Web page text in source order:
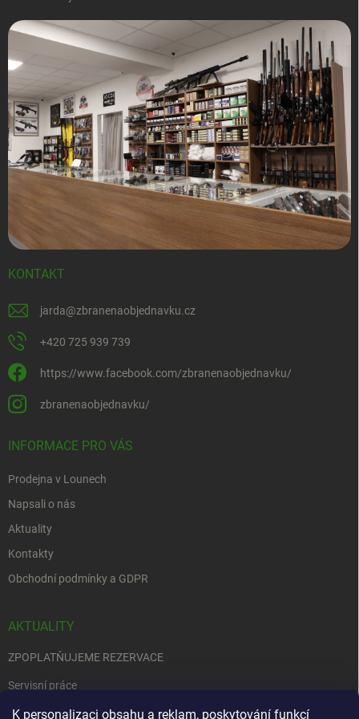
K personalizaci obsahu a reklam, poskytování funkcí
KONTAKT
jarda@zbranenaobjednavku.cz
+420 725 939 739
https://www.facebook.com/zbranenaobjednavku/
zbranenaobjednavku/
INFORMACE PRO VÁS
Prodejna v Lounech
Napsali o nás
Aktuality
Kontakty
Obchodní podmínky a GDPR
AKTUALITY
ZPOPLATŇUJEME REZERVACE
Servisní práce
EDENRED